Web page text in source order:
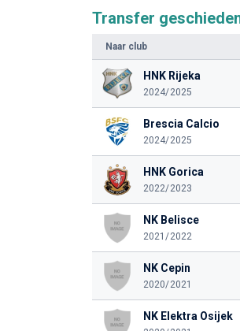
Transfer
Naar club
HNK Rijeka
2024/2025
Brescia Calcio
2024/2025
HNK Gorica
2022/2023
NK Belisce
2021/2022
NK Cepin
2020/2021
NK Elektra Osijek